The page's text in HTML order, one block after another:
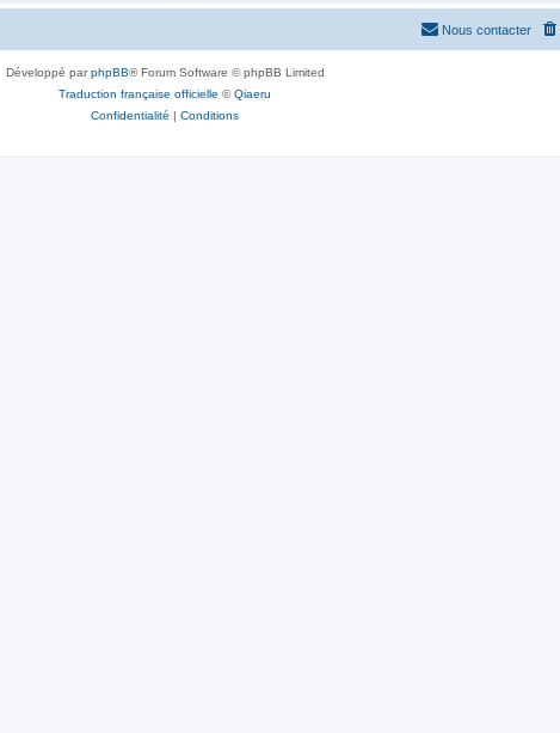
Nous contacter
Développé parphpBB® Forum Software © phpBB Limited
Traduction française officielle ©Qiaeru
Confidentialité | Conditions